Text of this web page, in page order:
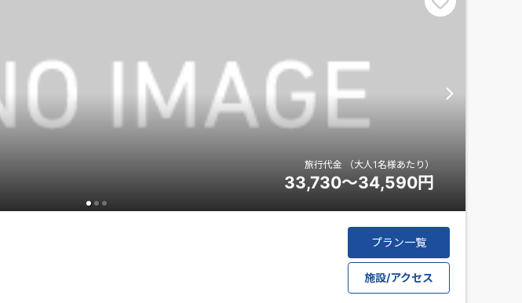
プラン一覧
施設/アクセス
旅行代金 （大人1名様あたり）
33,730～34,590円